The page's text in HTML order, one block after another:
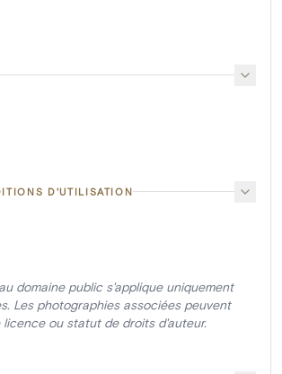
D'UTILISATION
domaine public s'applique uniquement
Les photographies associées peuvent
licence ou statut de droits d'auteur.